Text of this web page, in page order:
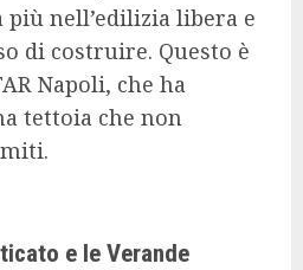
nell’edilizia libera e
di costruire. Questo è
Napoli, che ha
tettoia che non
e le Verande